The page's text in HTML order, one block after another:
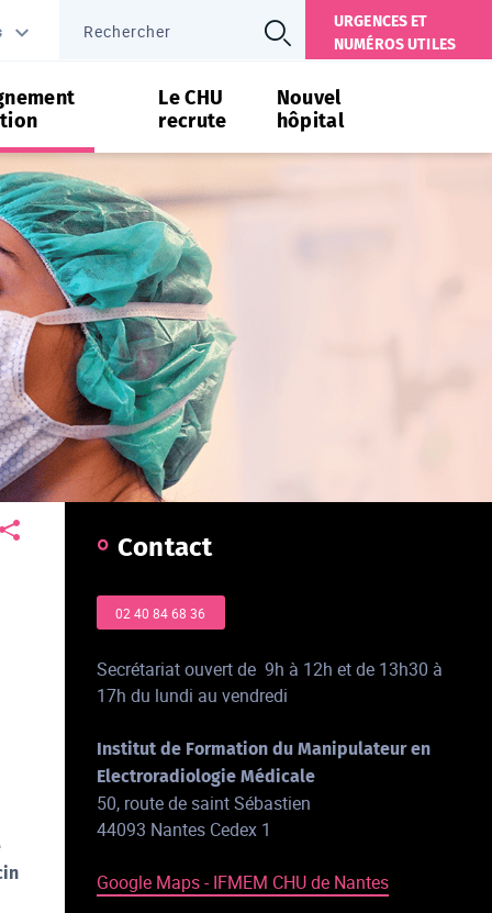
URGENCES ET
NUMÉROS UTILES
Le CHU
recrute
Nouvel
hôpital
Contact
02 40 84 68 36
Secrétariat ouvert de 9h à 12h et de 13h30 à
17h du lundi au vendredi
Institut de Formation du Manipulateur en
Electroradiologie Médicale
50, route de saint Sébastien
44093 Nantes Cedex 1
Google Maps - IFMEM CHU de Nantes